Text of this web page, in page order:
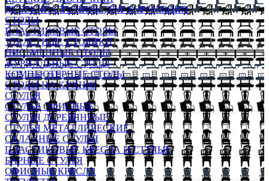
ДЕТСКИЙ СТУЛЬЧИК ДЛЯ КОРМЛЕНИЯ
СТОЛЫ
ПЛАСТИКОВЫЕ СТОЛЫ
ТУАЛЕТНЫЕ СТОЛИКИ
ПИСЬМЕННЫЕ СТОЛЫ
ЖУРНАЛЬНЫЕ СТОЛЫ
КОМПЬЮТЕРНЫЕ СТОЛЫ
СТОЛЫ НА КУХНЮ
СТУЛЬЯ
СТУЛЬЯ ОФИСНЫЕ
СТУЛЬЯ ДЕРЕВЯННЫЕ
СТУЛЬЯ МЕТАЛЛИЧЕСКИЕ
СКЛАДНЫЕ СТУЛЬЯ
ПЛАСТИКОВЫЕ КРЕСЛА И СТУЛЬЯ
БАРНЫЕ СТУЛЬЯ
ОФИСНЫЕ КРЕСЛА